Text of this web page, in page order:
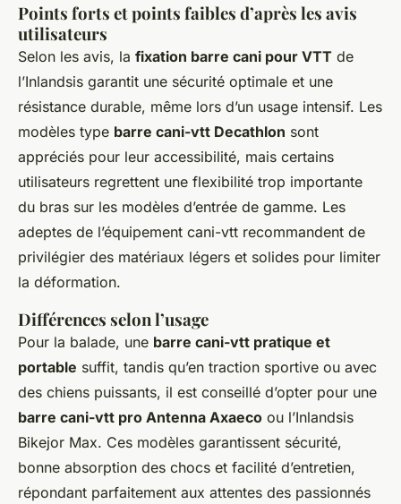
Points forts et points faibles d’après les avis
utilisateurs
Selon les avis, la fixation barre cani pour VTT de
l’Inlandsis garantit une sécurité optimale et une
résistance durable, même lors d’un usage intensif. Les
modèles type barre cani-vtt Decathlon sont
appréciés pour leur accessibilité, mais certains
utilisateurs regrettent une flexibilité trop importante
du bras sur les modèles d’entrée de gamme. Les
adeptes de l’équipement cani-vtt recommandent de
privilégier des matériaux légers et solides pour limiter
la déformation.
Différences selon l’usage
Pour la balade, une barre cani-vtt pratique et
portable suffit, tandis qu’en traction sportive ou avec
des chiens puissants, il est conseillé d’opter pour une
barre cani-vtt pro Antenna Axaeco ou l’Inlandsis
Bikejor Max. Ces modèles garantissent sécurité,
bonne absorption des chocs et facilité d’entretien,
répondant parfaitement aux attentes des passionnés